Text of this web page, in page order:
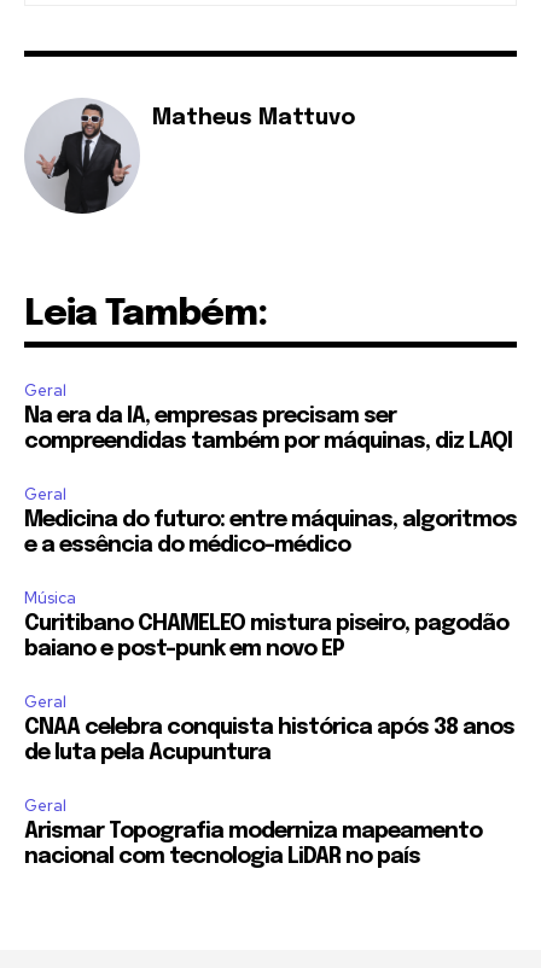
Matheus Mattuvo
Leia Também:
Geral
Na era da IA, empresas precisam ser
compreendidas também por máquinas, diz LAQI
Geral
Medicina do futuro: entre máquinas, algoritmos
e a essência do médico-médico
Música
Curitibano CHAMELEO mistura piseiro, pagodão
baiano e post-punk em novo EP
Geral
CNAA celebra conquista histórica após 38 anos
de luta pela Acupuntura
Geral
Arismar Topografia moderniza mapeamento
nacional com tecnologia LiDAR no país